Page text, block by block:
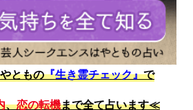
ともの『生き霊チェック』で
、恋の転機まで全て占います≪